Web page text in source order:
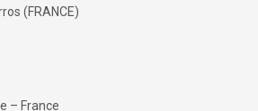
(FRANCE)
– France